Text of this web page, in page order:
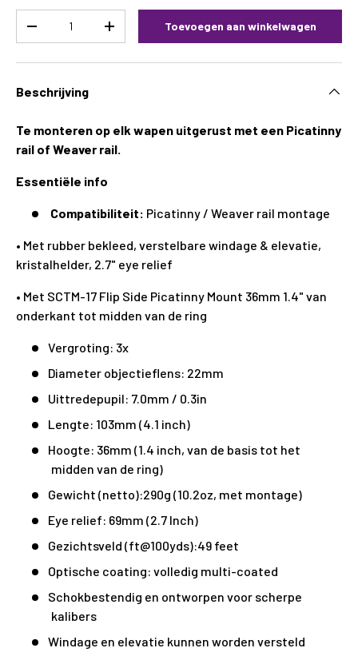
-
+ Toevoegen aan winkelwagen
Beschrijving
Te monteren op elk wapen uitgerust met een Picatinny
rail of Weaver rail.
Essentiële info
Compatibiliteit: Picatinny / Weaver rail montage
• Met rubber bekleed, verstelbare windage & elevatie,
kristalhelder, 2.7" eye relief
• Met SCTM-17 Flip Side Picatinny Mount 36mm 1.4" van
onderkant tot midden van de ring
Vergroting: 3x
Diameter objectieflens: 22mm
Uittredepupil: 7.0mm / 0.3in
Lengte: 103mm (4.1 inch)
Hoogte: 36mm (1.4 inch, van de basis tot het
midden van de ring)
Gewicht (netto):290g (10.2oz, met montage)
Eye relief: 69mm (2.7 Inch)
Gezichtsveld (ft@100yds):49 feet
Optische coating: volledig multi-coated
Schokbestendig en ontworpen voor scherpe
kalibers
Windage en elevatie kunnen worden versteld